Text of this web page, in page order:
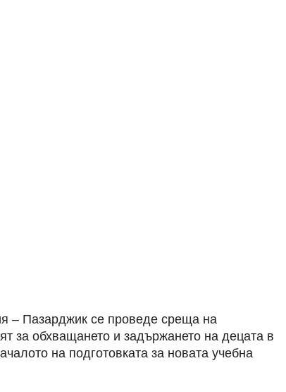
– Пазарджик се проведе среща на
за обхващането и задържането на децата в
на подготовката за новата учебна